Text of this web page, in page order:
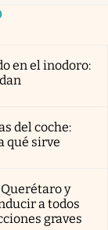
en el inodoro:
del coche:
qué sirve
y
a todos
graves